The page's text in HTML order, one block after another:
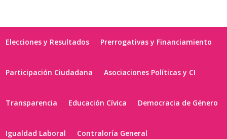
Elecciones y Resultados Prerrogativas y Financiamiento
Participación Ciudadana Asociaciones Políticas y CI
Transparencia Educación Cívica Democracia de Género
Igualdad Laboral Contraloría General